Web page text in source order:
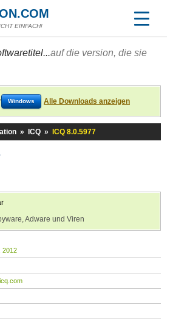
EINFACH!
auf die version, die sie
Windows Alle Downloads anzeigen
» ICQ » ICQ 8.0.5977
Adware und Viren
2012